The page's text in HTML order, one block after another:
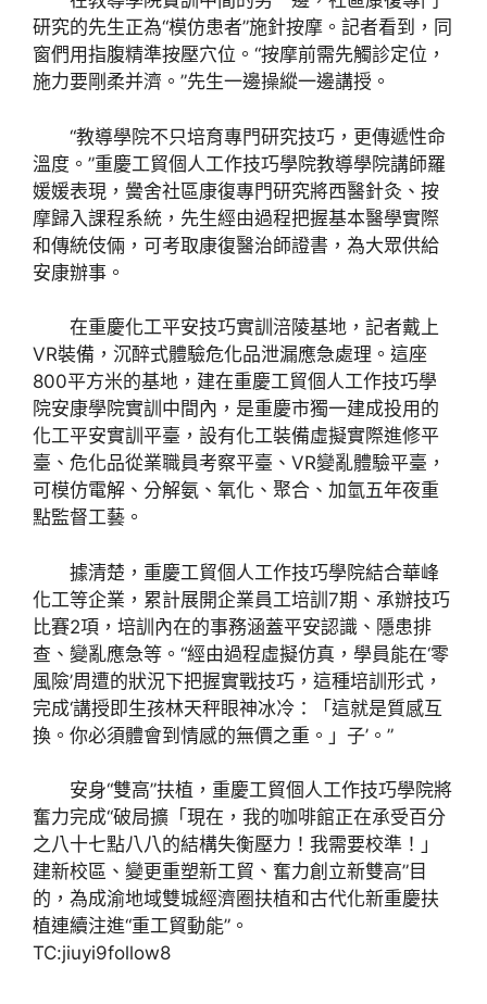
研究的先生正為“模仿患者”施針按摩。記者看到，同
窗們用指腹精準按壓穴位。“按摩前需先觸診定位，
施力要剛柔并濟。”先生一邊操縱一邊講授。
“教導學院不只培育專門研究技巧，更傳遞性命
溫度。”重慶工貿個人工作技巧學院教導學院講師羅
媛媛表現，黌舍社區康復專門研究將西醫針灸、按
摩歸入課程系統，先生經由過程把握基本醫學實際
和傳統伎倆，可考取康復醫治師證書，為大眾供給
安康辦事。
在重慶化工平安技巧實訓涪陵基地，記者戴上
VR裝備，沉醉式體驗危化品泄漏應急處理。這座
800平方米的基地，建在重慶工貿個人工作技巧學
院安康學院實訓中間內，是重慶市獨一建成投用的
化工平安實訓平臺，設有化工裝備虛擬實際進修平
臺、危化品從業職員考察平臺、VR變亂體驗平臺，
可模仿電解、分解氨、氧化、聚合、加氫五年夜重
點監督工藝。
據清楚，重慶工貿個人工作技巧學院結合華峰
化工等企業，累計展開企業員工培訓7期、承辦技巧
比賽2項，培訓內在的事務涵蓋平安認識、隱患排
查、變亂應急等。“經由過程虛擬仿真，學員能在‘零
風險’周遭的狀況下把握實戰技巧，這種培訓形式，
完成‘講授即生孩林天秤眼神冰冷：「這就是質感互
換。你必須體會到情感的無價之重。」子’。”
安身“雙高”扶植，重慶工貿個人工作技巧學院將
奮力完成“破局擴「現在，我的咖啡館正在承受百分
之八十七點八八的結構失衡壓力！我需要校準！」
建新校區、變更重塑新工貿、奮力創立新雙高”目
的，為成渝地域雙城經濟圈扶植和古代化新重慶扶
植連續注進“重工貿動能”。
TC:jiuyi9follow8